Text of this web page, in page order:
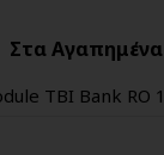
Στα Αγαπημένα